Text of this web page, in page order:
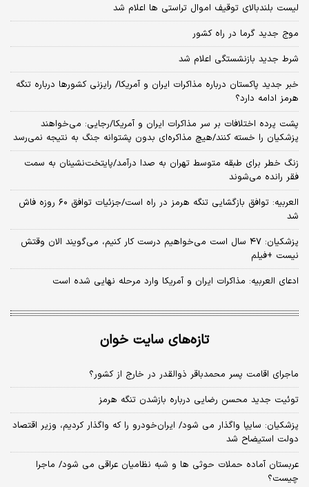
لیست بلندبالای توقیف اموال تراستی ها اعلام شد
موج جدید گرما در راه کشور
شرط جدید بازنشستگی اعلام شد
خبر جدید پاکستان درباره مذاکرات ایران و آمریکا/ رایزنی کشورها درباره تنگه
هرمز ادامه دارد؟
پشت پرده اختلافات بر سر مذاکرات ایران و آمریکا/رجایی: می‌خواهند
پزشکیان را خسته کنند/هیچ مذاکره‌ای بدون پشتوانه جنگ به نتیجه نمی‌رسد
زنگ خطر برای طبقه متوسط تهران به صدا درآمد/پایتخت‌نشینان به سمت
فقر رانده می‌شوند
العربیه: توافق بازگشایی تنگه هرمز در راه است/جزئیات توافق ۶۰ روزه فاش
شد
پزشکیان: ۴۷ سال است می‌خواهیم درست کار کنیم، می‌گویند الان وقتش
نیست +فیلم
ادعای العربیه: مذاکرات ایران و آمریکا وارد مرحله نهایی شده است
تازه‌های سایت خوان
ماجرای اقامت پسر محمدباقر ذوالقدر در خارج از کشور؟
توئیت جدید محسن رضایی درباره بازشدن تنگه هرمز
پزشکیان: سایپا واگذار می شود/ ایران‌خودرو را که واگذار کردیم، وزیر اقتصاد
دولت استیضاح شد
عربستان آماده حملات حوثی ها و شبه نظامیان عراقی می شود/ ماجرا
چیست؟